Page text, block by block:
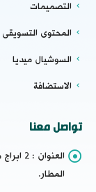
التصميمات
المحتوى التسويقى
السوشيال ميديا
الاستضافة
تواصل معنا
العنوان :
2
المطار.